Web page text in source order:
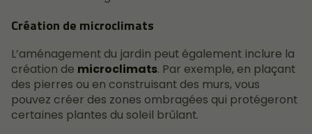
Création de microclimats
L’aménagement du jardin peut également inclure la
création de microclimats. Par exemple, en plaçant
des pierres ou en construisant des murs, vous
pouvez créer des zones ombragées qui protégeront
certaines plantes du soleil brûlant.